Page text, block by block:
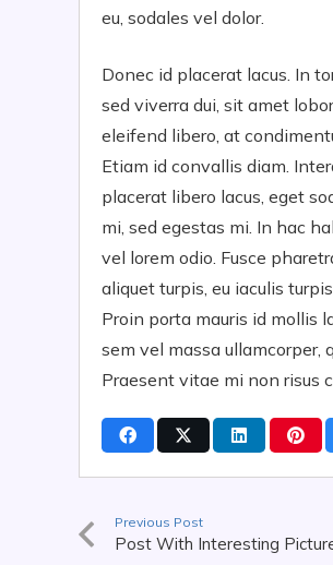
eu, sodales vel dolor.
Donec id placerat lacus. In
sed viverra dui, sit amet
eleifend libero, at
Etiam id convallis diam.
placerat libero lacus, eget
mi, sed egestas mi. In hac
vel lorem odio. Fusce
aliquet turpis, eu iaculis
Proin porta mauris id mollis
sem vel massa ullamcorper,
Praesent vitae mi non risus
Previous Post
Post With Interesting